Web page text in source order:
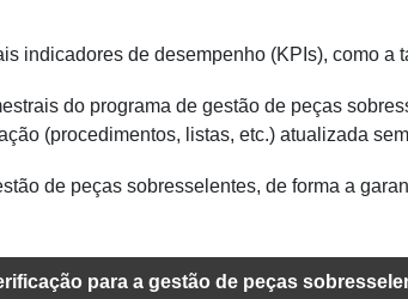
indicadores de desempenho (KPIs), como
do programa de gestão de peças
(procedimentos, listas, etc.) atualizada
de peças sobresselentes, de forma a
para a gestão de peças